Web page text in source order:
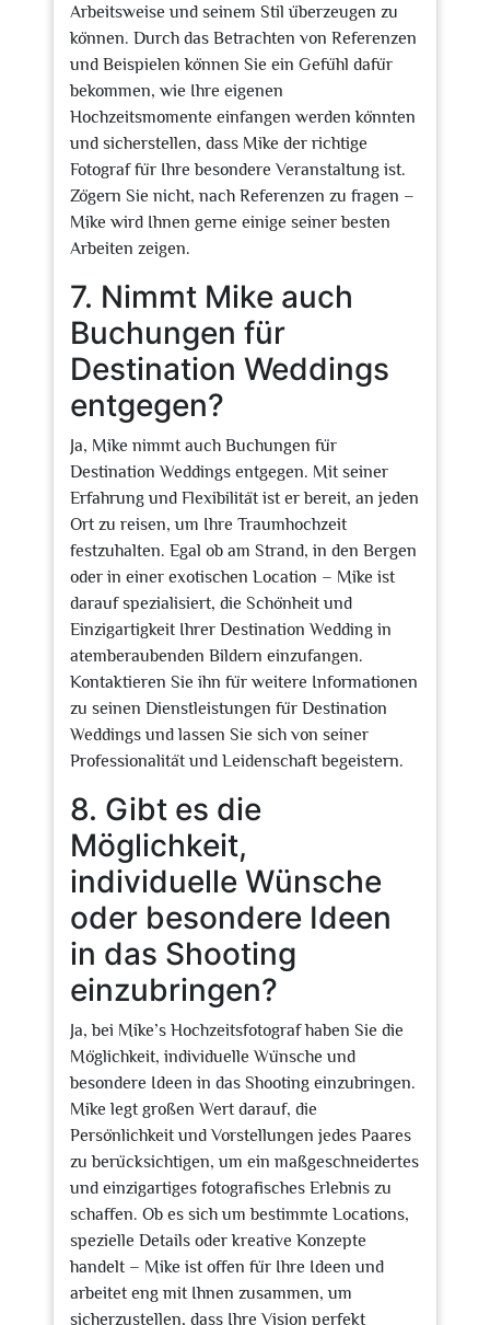
Arbeitsweise und seinem Stil überzeugen zu
können. Durch das Betrachten von Referenzen
und Beispielen können Sie ein Gefühl dafür
bekommen, wie Ihre eigenen
Hochzeitsmomente einfangen werden könnten
und sicherstellen, dass Mike der richtige
Fotograf für Ihre besondere Veranstaltung ist.
Zögern Sie nicht, nach Referenzen zu fragen –
Mike wird Ihnen gerne einige seiner besten
Arbeiten zeigen.
7. Nimmt Mike auch
Buchungen für
Destination Weddings
entgegen?
Ja, Mike nimmt auch Buchungen für
Destination Weddings entgegen. Mit seiner
Erfahrung und Flexibilität ist er bereit, an jeden
Ort zu reisen, um Ihre Traumhochzeit
festzuhalten. Egal ob am Strand, in den Bergen
oder in einer exotischen Location – Mike ist
darauf spezialisiert, die Schönheit und
Einzigartigkeit Ihrer Destination Wedding in
atemberaubenden Bildern einzufangen.
Kontaktieren Sie ihn für weitere Informationen
zu seinen Dienstleistungen für Destination
Weddings und lassen Sie sich von seiner
Professionalität und Leidenschaft begeistern.
8. Gibt es die
Möglichkeit,
individuelle Wünsche
oder besondere Ideen
in das Shooting
einzubringen?
Ja, bei Mike’s Hochzeitsfotograf haben Sie die
Möglichkeit, individuelle Wünsche und
besondere Ideen in das Shooting einzubringen.
Mike legt großen Wert darauf, die
Persönlichkeit und Vorstellungen jedes Paares
zu berücksichtigen, um ein maßgeschneidertes
und einzigartiges fotografisches Erlebnis zu
schaffen. Ob es sich um bestimmte Locations,
spezielle Details oder kreative Konzepte
handelt – Mike ist offen für Ihre Ideen und
arbeitet eng mit Ihnen zusammen, um
sicherzustellen, dass Ihre Vision perfekt